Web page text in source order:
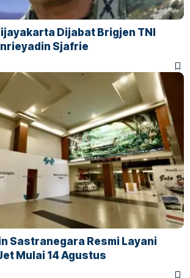
Dijabat Brigjen TNI
Sjafrie
Sastranegara Resmi Layani
Mulai 14 Agustus